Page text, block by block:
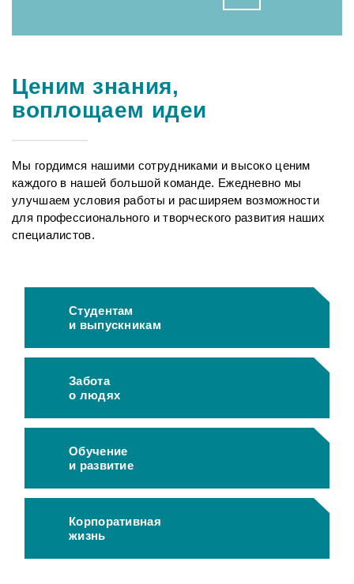
Ценим знания,
воплощаем идеи
Мы гордимся нашими сотрудниками и высоко ценим
каждого в нашей большой команде. Ежедневно мы
улучшаем условия работы и расширяем возможности
для профессионального и творческого развития наших
специалистов.
Студентам
и выпускникам
Забота
о людях
Обучение
и развитие
Корпоративная
жизнь